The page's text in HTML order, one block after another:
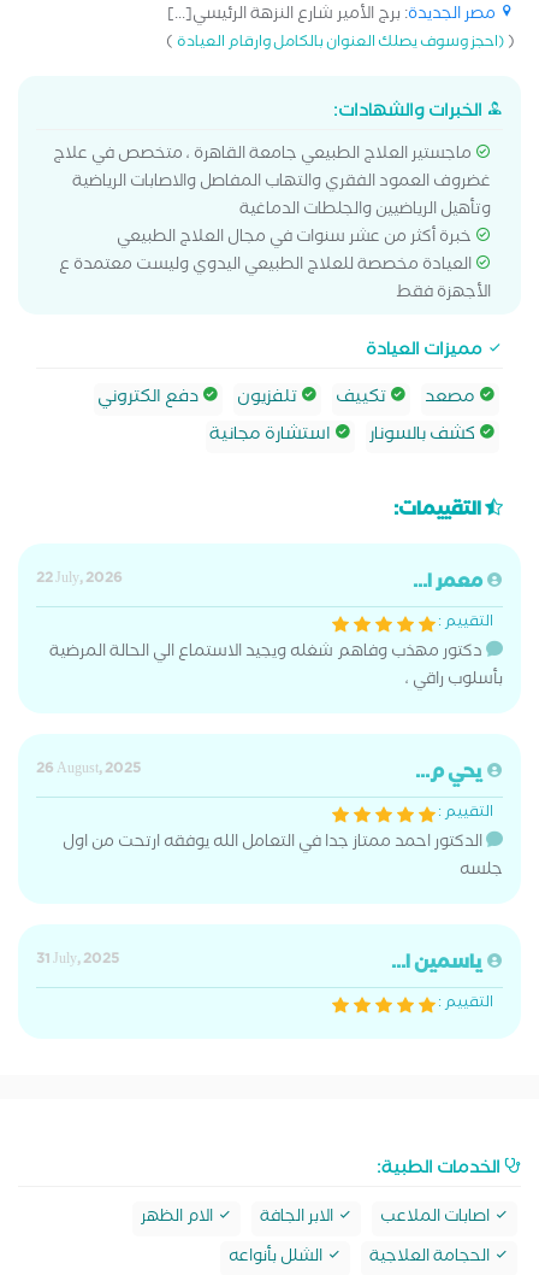
مصر الجديدة: برج الأمير شارع النزهة الرئيسي[...]
((احجز وسوف يصلك العنوان بالكامل وارقام العيادة)
الخبرات والشهادات:
ماجستير العلاج الطبيعي جامعة القاهرة ، متخصص في علاج
غضروف العمود الفقري والتهاب المفاصل والاصابات الرياضية
وتأهيل الرياضيين والجلطات الدماغية
خبرة أكثر من عشر سنوات في مجال العلاج الطبيعي
العيادة مخصصة للعلاج الطبيعي اليدوي وليست معتمدة ع
الأجهزة فقط
مميزات العيادة
مصعد
تكييف تلفزيون
دفع الكتروني
كشف بالسونار
استشارة مجانية
التقييمات:
معمر ا...
22 July, 2026
التقييم :
دكتور مهذب وفاهم شغله ويجيد الاستماع الي الحالة المرضية
بأسلوب راقي ،
يحي م...
26 August, 2025
التقييم :
الدكتور احمد ممتاز جدا في التعامل الله يوفقه ارتحت من اول
جلسه
ياسمين ا...
31 July, 2025
التقييم :
الخدمات الطبية:
اصابات الملاعب الابر الجافة
الام الظهر
الحجامة العلاجية
الشلل بأنواعه